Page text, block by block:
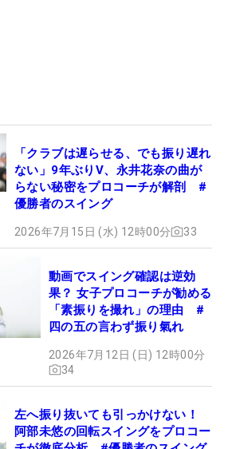
「クラブは遅らせる、でも振り遅れ
ない」9年ぶりV、永井花奈の曲が
らない秘密をプロコーチが解剖 #
優勝者のスイング
2026年7月15日 (水) 12時00分 33
動画でスイング確認は逆効
果？ 女子プロコーチが勧める
「素振りを撮れ」の理由 #
四の五の言わず振り氣れ
2026年7月12日 (日) 12時00分
34
左へ振り抜いても引っかけない！
阿部未悠の回転スイングをプロコー